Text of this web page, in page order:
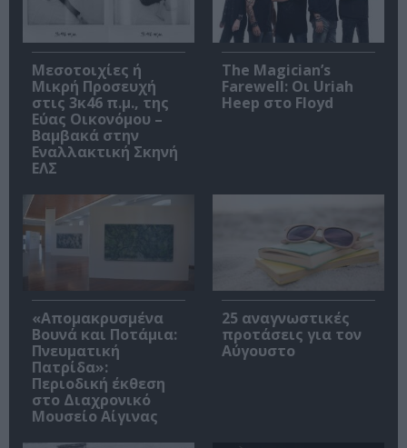
Μεσοτοιχίες ή
Μικρή Προσευχή
στις 3κ46 π.μ., της
Εύας Οικονόμου –
Βαμβακά στην
Εναλλακτική Σκηνή
ΕΛΣ
The Magician’s
Farewell: Οι Uriah
Heep στο Floyd
«Απομακρυσμένα
Βουνά και Ποτάμια:
Πνευματική
Πατρίδα»:
Περιοδική έκθεση
στο Διαχρονικό
Μουσείο Αίγινας
25 αναγνωστικές
προτάσεις για τον
Αύγουστο